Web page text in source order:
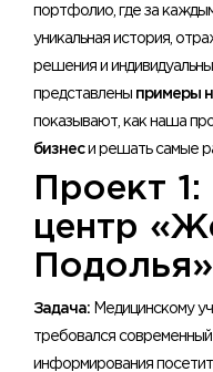
портфолио, где за
уникальная история,
решения и
представлены примеры
показывают, как наша
бизнеси решать самые
Проект
центр
Подолья»
Задача: Медицинскому
требовался
информирования